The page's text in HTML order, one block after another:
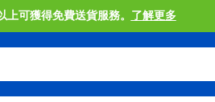
可獲得免費送貨服務。 了解更多